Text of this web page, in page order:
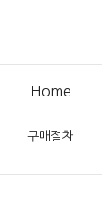
Home
구매절차